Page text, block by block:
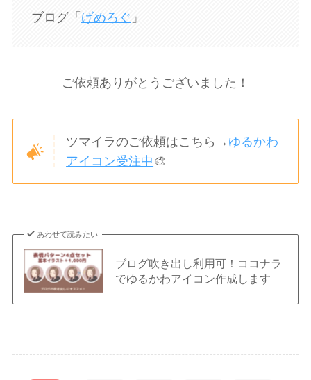
ブログ「 げめろぐ 」
ご依頼ありがとうございました！
ツマイラのご依頼はこちら→ ゆるかわ
アイコン受注中 🎨
あわせて読みたい
ブログ吹き出し利用可！ココナラ
でゆるかわアイコン作成します